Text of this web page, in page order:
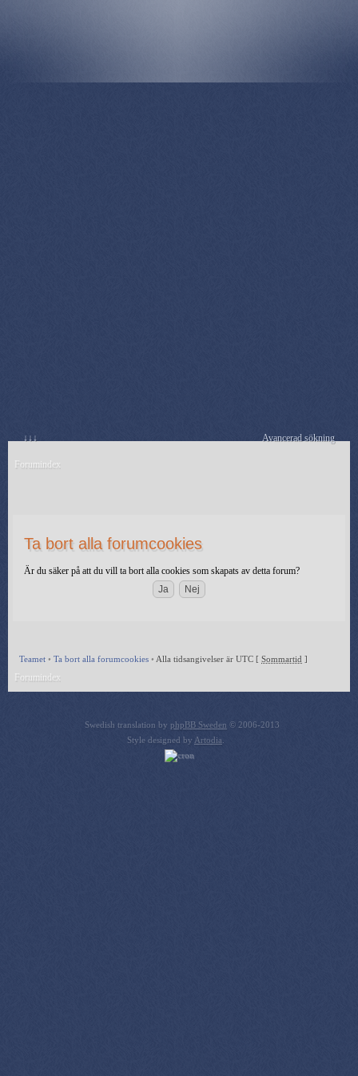
↓↓↓ Avancerad sökning
Forumindex
Ta bort alla forumcookies
Är du säker på att du vill ta bort alla cookies som skapats av detta forum?
Teamet • Ta bort alla forumcookies • Alla tidsangivelser är UTC [ Sommartid ]
Forumindex
Swedish translation by phpBB Sweden © 2006-2013
Style designed by Artodia